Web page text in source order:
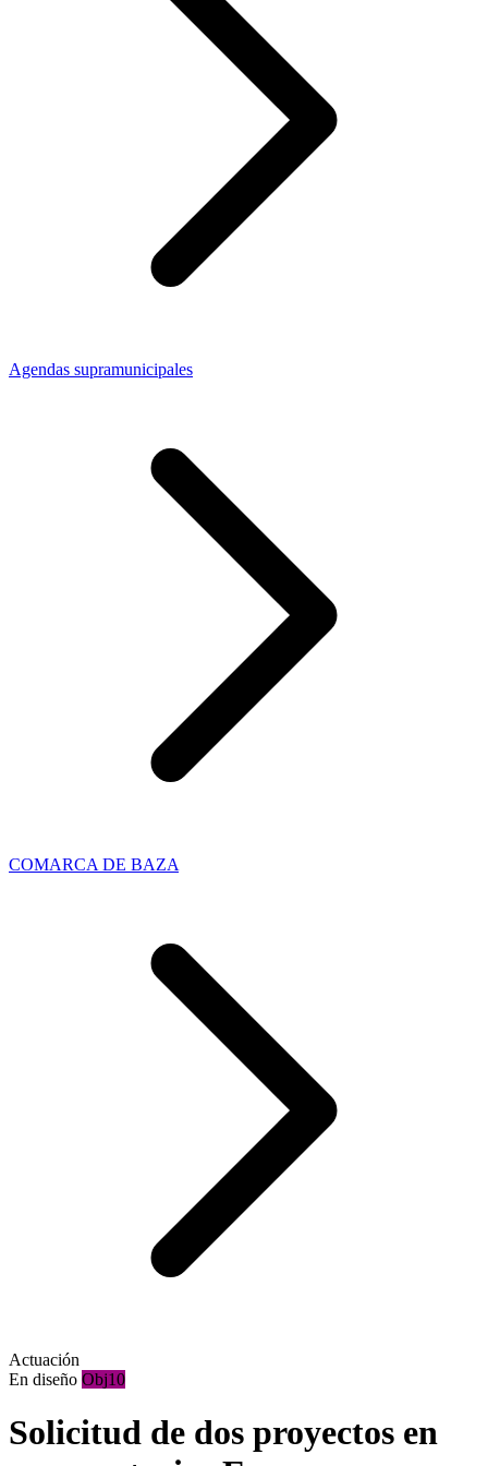
Agendas supramunicipales
COMARCA DE BAZA
Actuación
En diseño Obj10
Solicitud de dos proyectos en